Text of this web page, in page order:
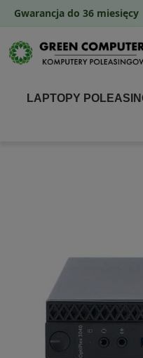
LAPTOPY
Gwarancja do 36 miesięcy